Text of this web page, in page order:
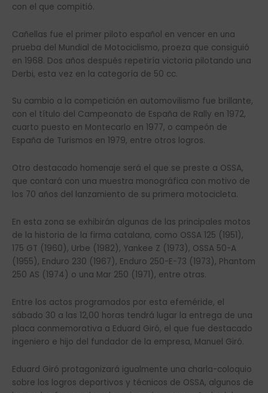
con el que compitió.
Cañellas fue el primer piloto español en vencer en una
prueba del Mundial de Motociclismo, proeza que consiguió
en 1968. Dos años después repetiría victoria pilotando una
Derbi, esta vez en la categoría de 50 cc.
Su cambio a la competición en automovilismo fue brillante,
con el título del Campeonato de España de Rally en 1972,
cuarto puesto en Montecarlo en 1977, o campeón de
España de Turismos en 1979, entre otros logros.
Otro destacado homenaje será el que se preste a OSSA,
que contará con una muestra monográfica con motivo de
los 70 años del lanzamiento de su primera motocicleta.
En esta zona se exhibirán algunas de las principales motos
de la historia de la firma catalana, como OSSA 125 (1951),
175 GT (1960), Urbe (1982), Yankee Z (1973), OSSA 50-A
(1955), Enduro 230 (1967), Enduro 250-E-73 (1973), Phantom
250 AS (1974) o una Mar 250 (1971), entre otras.
Entre los actos programados por esta efeméride, el
sábado 30 a las 12,00 horas tendrá lugar la entrega de una
placa conmemorativa a Eduard Giró, el que fue destacado
ingeniero e hijo del fundador de la empresa, Manuel Giró.
Eduard Giró protagonizará igualmente una charla-coloquio
sobre los logros deportivos y técnicos de OSSA, algunos de